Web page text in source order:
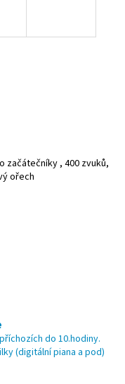
začátečníky , 400 zvuků,
ořech
do 10.hodiny.
(digitální piana a pod)